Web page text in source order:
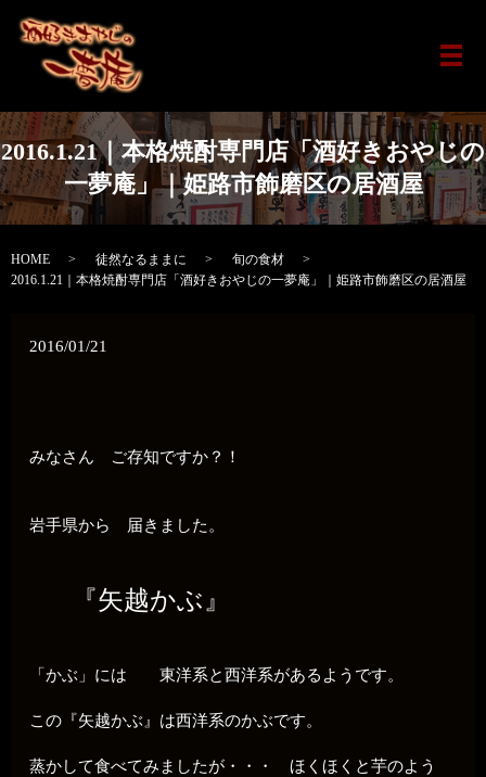
メ
2016.1.21｜本格焼酎専門店「酒好きおやじの
一夢庵」｜姫路市飾磨区の居酒屋
HOME 徒然なるままに
旬の食材
2016.1.21｜本格焼酎専門店「酒好きおやじの一夢庵」｜姫路市飾磨区の居酒屋
2016/01/21
みなさん ご存知ですか？！
岩手県から 届きました。
『矢越かぶ』
「かぶ」には 東洋系と西洋系があるようです。
この『矢越かぶ』は西洋系のかぶです。
蒸かして食べてみましたが・・・ ほくほくと芋のよう